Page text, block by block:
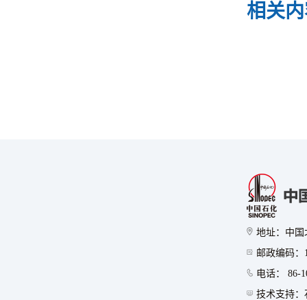
相关
地址：中国
邮政编码：
电话： 86-
技术支持：